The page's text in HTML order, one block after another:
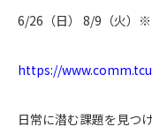
6/26 （日） 8/9 （火） ※
https://
日常に潜む課題を見つ